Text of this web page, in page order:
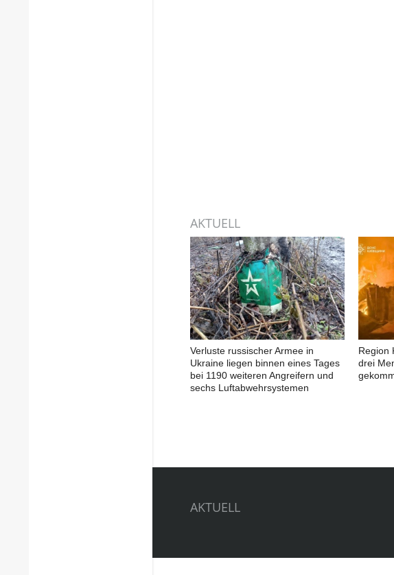
AKTUELL
Verluste russischer Armee in
Ukraine liegen binnen eines Tages
bei 1190 weiteren Angreifern und
sechs Luftabwehrsystemen
Region
drei
AKTUELL